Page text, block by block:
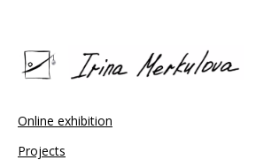
Online exhibition
Projects